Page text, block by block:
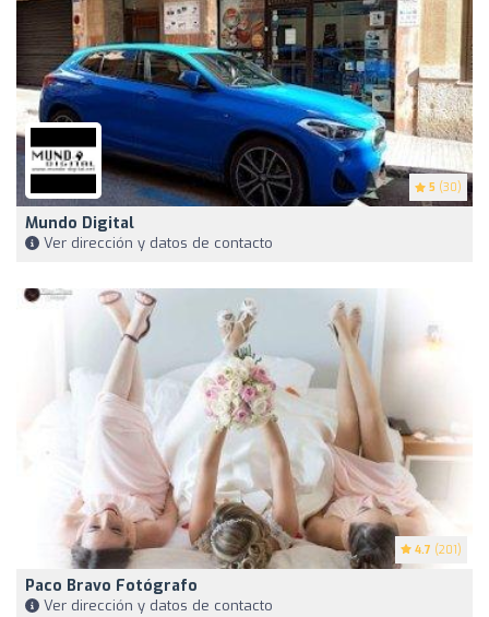
5 (30)
Mundo Digital
Ver dirección y datos de contacto
4.7 (201)
Paco Bravo Fotógrafo
Ver dirección y datos de contacto